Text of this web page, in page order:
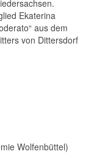
Ekaterina
aus dem
von Dittersdorf
Wolfenbüttel)